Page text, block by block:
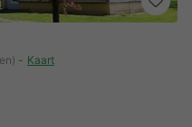
Kaart